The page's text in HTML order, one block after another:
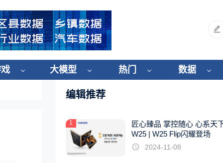
大模型 热门 数据
编辑推荐
1
匠心臻品 掌控随心 心系天
W25 | W25 Flip闪耀登场
2024-11-08